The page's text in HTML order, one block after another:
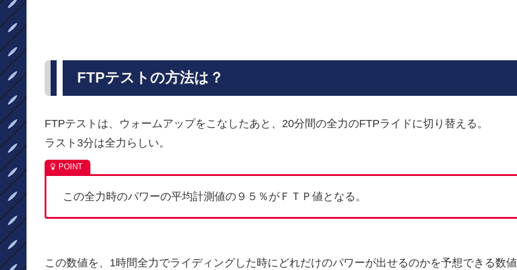
FTPテストの方法は？
FTPテストは、ウォームアップをこなしたあと、20分間の全力のFTPライドに切り替える。
ラスト3分は全力らしい。
この全力時のパワーの平均計測値の９５％がＦＴＰ値となる。
この数値を、1時間全力でライディングした時にどれだけのパワーが出せるのかを予想できる数値